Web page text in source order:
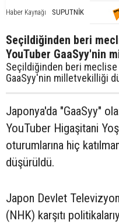
Haber Kaynağı SUPUTNİK
Seçildiğinden beri
YouTuber GaaSyy'nin
Seçildiğinden beri meclise
GaaSyy'nin milletvekilliği
Japonya'da "GaaSyy"
YouTuber Higaşitani
oturumlarına hiç
düşürüldü.
Japon Devlet
(NHK) karşıtı